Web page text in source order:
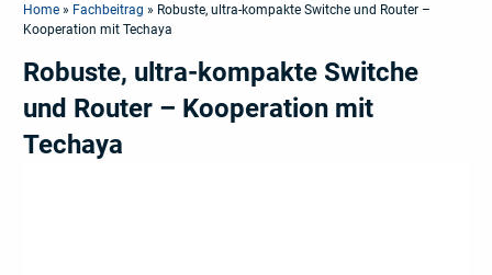
Home » Fachbeitrag » Robuste, ultra-kompakte Switche und Router –
Kooperation mit Techaya
Robuste, ultra-kompakte Switche
und Router – Kooperation mit
Techaya